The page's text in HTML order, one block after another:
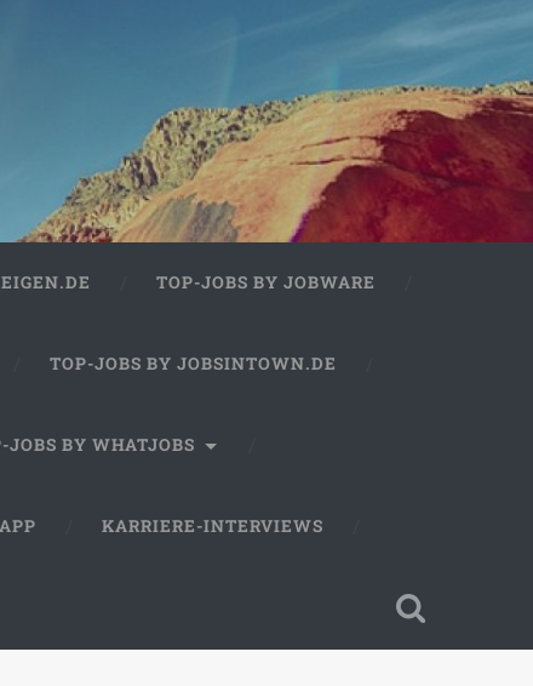
TOP-JOBS BY JOBWARE
TOP-JOBS BY JOBSINTOWN.DE
JOBS BY WHATJOBS
KARRIERE-INTERVIEWS